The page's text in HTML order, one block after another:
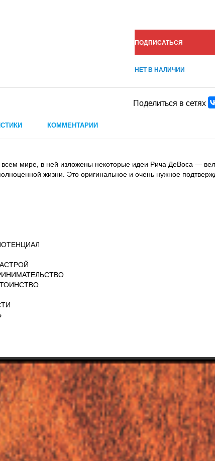
ПОДПИСАТЬСЯ
НЕТ В НАЛИЧИИ
Поделиться в сетях
КОММЕНТАРИИ
мире, в ней изложены некоторые идеи Рича ДеВоса —
жизни. Это оригинальное и очень нужное